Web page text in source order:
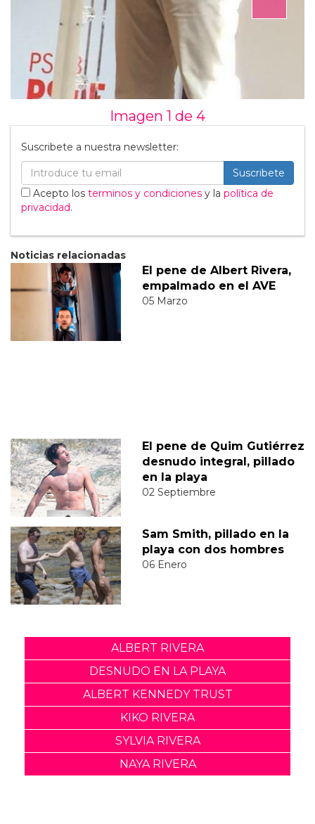
Imagen 1 de 4
Suscribete a nuestra newsletter:
Suscribete
Acepto los terminos y condiciones y la política de
privacidad.
Noticias relacionadas
El pene de Albert Rivera,
empalmado en el AVE
05 Marzo
El pene de Quim Gutiérrez
desnudo integral, pillado
en la playa
02 Septiembre
Sam Smith, pillado en la
playa con dos hombres
06 Enero
ALBERT RIVERA
DESNUDO EN LA PLAYA
ALBERT KENNEDY TRUST
KIKO RIVERA
SYLVIA RIVERA
NAYA RIVERA